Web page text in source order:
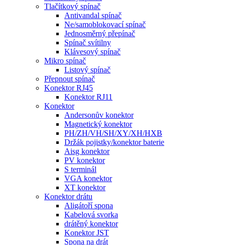
Tlačítkový spínač
Antivandal spínač
Ne/samoblokovací spínač
Jednosměrný přepínač
Spínač svítilny
Klávesový spínač
Mikro spínač
Listový spínač
Přepnout spínač
Konektor RJ45
Konektor RJ11
Konektor
Andersonův konektor
Magnetický konektor
PH/ZH/VH/SH/XY/XH/HXB
Držák pojistky/konektor baterie
Aisg konektor
PV konektor
S terminál
VGA konektor
XT konektor
Konektor drátu
Aligátoří spona
Kabelová svorka
drátěný konektor
Konektor JST
Spona na drát